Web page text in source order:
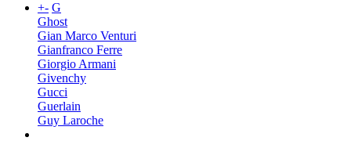
+- G
Ghost
Gian Marco Venturi
Gianfranco Ferre
Giorgio Armani
Givenchy
Gucci
Guerlain
Guy Laroche